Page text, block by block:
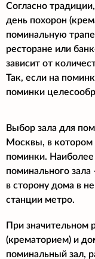
Согласно
день похорон
поминальную
ресторане или
зависит от
Так, если на
поминки
Выбор зала для
Москвы, в котором
поминки.
поминального
в сторону дома в
станции метро.
При значительном
(крематорием) и
поминальный зал,